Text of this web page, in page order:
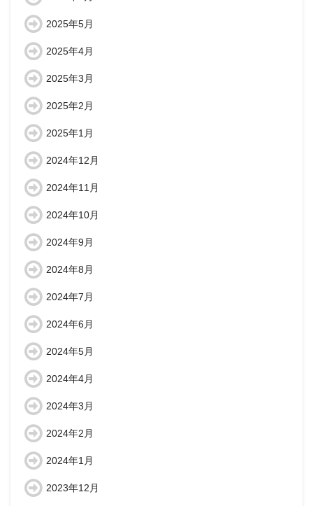
2025年5月
2025年4月
2025年3月
2025年2月
2025年1月
2024年12月
2024年11月
2024年10月
2024年9月
2024年8月
2024年7月
2024年6月
2024年5月
2024年4月
2024年3月
2024年2月
2024年1月
2023年12月